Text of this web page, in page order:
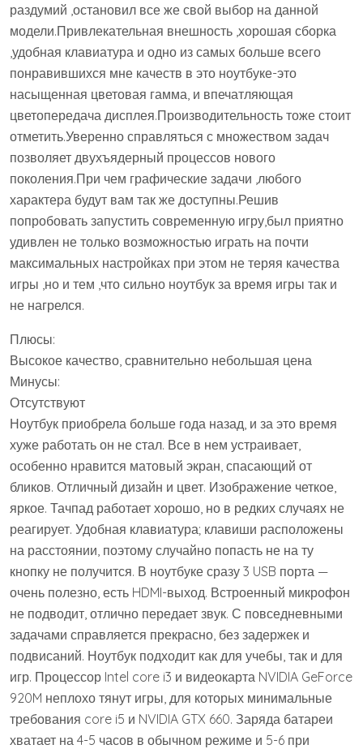
раздумий ,остановил все же свой выбор на данной
модели.Привлекательная внешность ,хорошая сборка
,удобная клавиатура и одно из самых больше всего
понравившихся мне качеств в это ноутбуке-это
насыщенная цветовая гамма, и впечатляющая
цветопередача дисплея.Производительность тоже стоит
отметить.Уверенно справляться с множеством задач
позволяет двухъядерный процессов нового
поколения.При чем графические задачи ,любого
характера будут вам так же доступны.Решив
попробовать запустить современную игру,был приятно
удивлен не только возможностью играть на почти
максимальных настройках при этом не теряя качества
игры ,но и тем ,что сильно ноутбук за время игры так и
не нагрелся.
Плюсы:
Высокое качество, сравнительно небольшая цена
Минусы:
Отсутствуют
Ноутбук приобрела больше года назад, и за это время
хуже работать он не стал. Все в нем устраивает,
особенно нравится матовый экран, спасающий от
бликов. Отличный дизайн и цвет. Изображение четкое,
яркое. Тачпад работает хорошо, но в редких случаях не
реагирует. Удобная клавиатура; клавиши расположены
на расстоянии, поэтому случайно попасть не на ту
кнопку не получится. В ноутбуке сразу 3 USB порта —
очень полезно, есть HDMI-выход. Встроенный микрофон
не подводит, отлично передает звук. С повседневными
задачами справляется прекрасно, без задержек и
подвисаний. Ноутбук подходит как для учебы, так и для
игр. Процессор Intel core i3 и видеокарта NVIDIA GeForce
920M неплохо тянут игры, для которых минимальные
требования core i5 и NVIDIA GTX 660. Заряда батареи
хватает на 4-5 часов в обычном режиме и 5-6 при